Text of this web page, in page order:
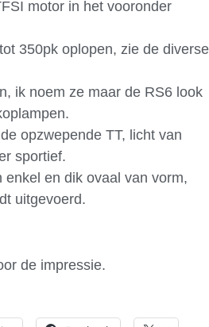
motor in het vooronder
350pk oplopen, zie de diverse
ik noem ze maar de RS6 look
opzwepende TT, licht van
sportief.
enkel en dik ovaal van vorm,
uitgevoerd.
de impressie.